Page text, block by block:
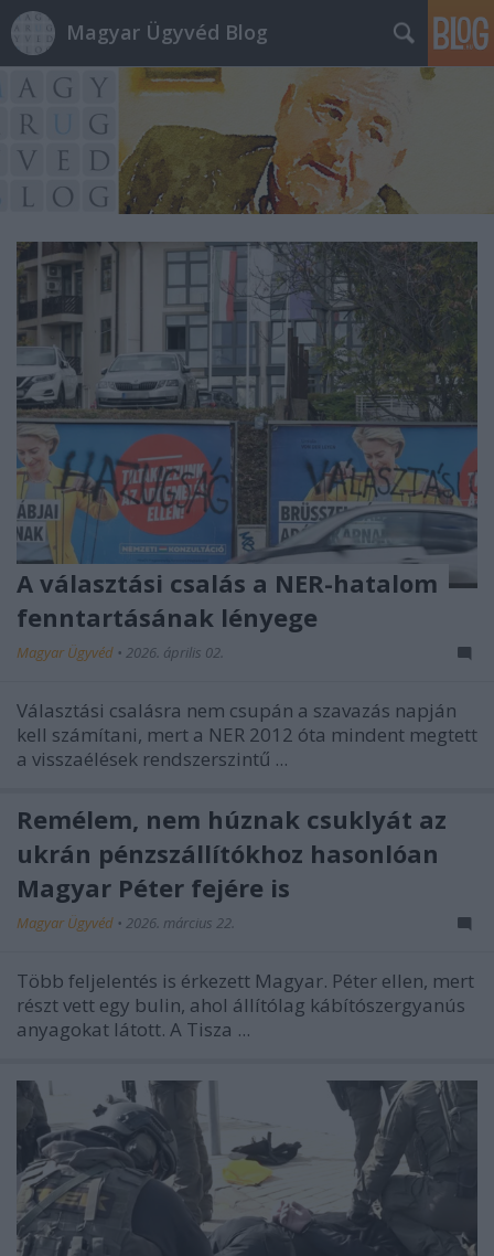
Magyar Ügyvéd Blog
A választási csalás a NER-hatalom
fenntartásának lényege
Magyar Ügyvéd • 2026. április 02.
Választási csalásra nem csupán a szavazás napján
kell számítani, mert a NER 2012 óta mindent megtett
a visszaélések rendszerszintű ...
Remélem, nem húznak csuklyát az
ukrán pénzszállítókhoz hasonlóan
Magyar Péter fejére is
Magyar Ügyvéd • 2026. március 22.
Több feljelentés is érkezett Magyar. Péter ellen, mert
részt vett egy bulin, ahol állítólag kábítószergyanús
anyagokat látott. A Tisza ...